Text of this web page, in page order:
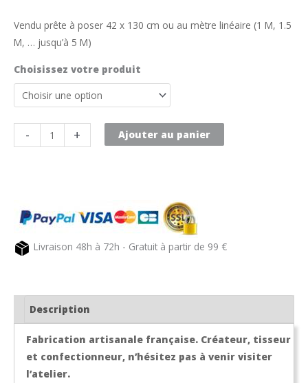
Vendu prête à poser 42 x 130 cm ou au mètre linéaire (1 M, 1.5
M, … jusqu’à 5 M)
Choisissez votre produit
-
de
mètre
TUTTI
+ Ajouter au panier
Livraison 48h à 72h - Gratuit à partir de 99 €
Description
Fabrication artisanale française. Créateur, tisseur
et confectionneur, n’hésitez pas à venir visiter
l’atelier.